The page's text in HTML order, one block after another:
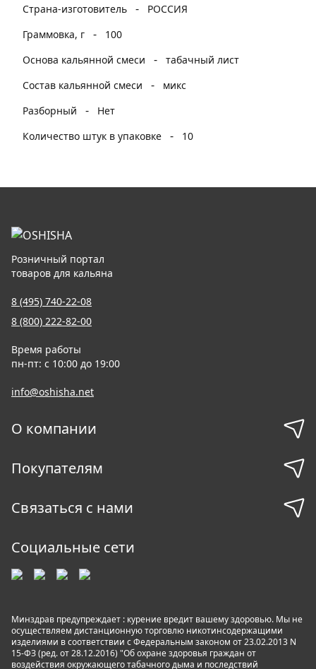
Страна-изготовитель
-
РОССИЯ
Граммовка, г
-
100
Основа кальянной смеси
- табачный лист
Состав кальянной смеси
-
микс
Разборный
-
Нет
Количество штук в упаковке
- 10
Розничный портал
товаров для кальяна
8 (495) 740-22-08
8 (800) 222-82-00
Время работы
пн-пт: с 10:00 до 19:00
info@oshisha.net
О компании
Покупателям
Связаться с нами
Социальные сети
Минздрав предупреждает : курение вредит вашему здоровью. Мы не
осуществляем дистанционную торговлю никотинсодержащими
изделиями в соответствии с Федеральным законом от 23.02.2013 N
15-ФЗ (ред. от 28.12.2016) "Об охране здоровья граждан от
воздействия окружающего табачного дыма и последствий